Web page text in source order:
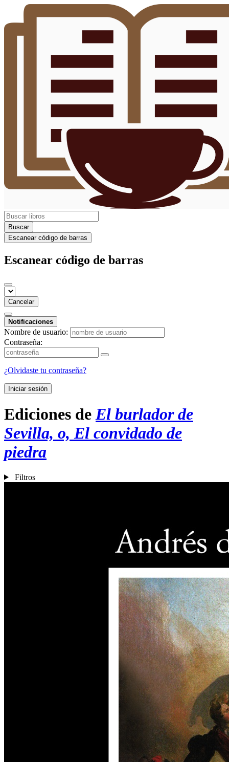
Buscar
Escanear código de barras
Escanear código de barras
Cancelar
Notificaciones
Nombre de usuario:
Contraseña:
¿Olvidaste tu contraseña?
Iniciar sesión
Ediciones deEl burlador de
Sevilla, o, El convidado de
piedra
Filtros